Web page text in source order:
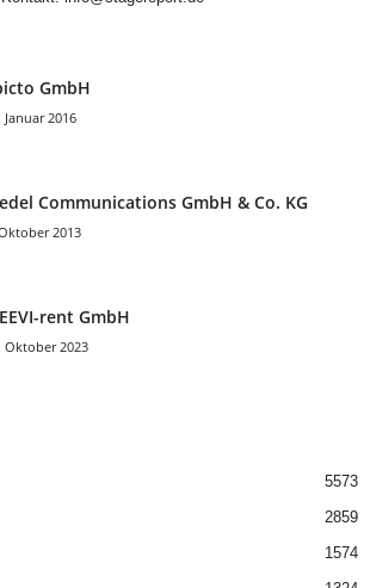
GmbH
Januar 2016
Communica­tions GmbH & Co. KG
2013
rent GmbH
Oktober 2023
5573
2859
1574